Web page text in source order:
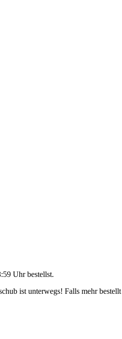
Uhrbestellst.
ist unterwegs! Falls mehr